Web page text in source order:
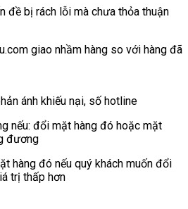
đề bị rách lỗi mà chưa thỏa thuận
giao nhầm hàng so với hàng đã
ánh khiếu nại, số hotline
nếu: đổi mặt hàng đó hoặc mặt
đương
hàng đó nếu quý khách muốn đổi
trị thấp hơn